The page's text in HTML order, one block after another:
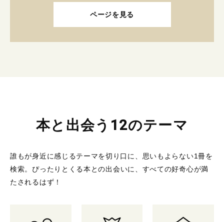
ページを見る
本と出会う12のテーマ
誰もが身近に感じるテーマを切り口に、思いもよらない1冊を
検索。 ぴったりとくる本との出会いに、すべての好奇心が満
たされるはず！